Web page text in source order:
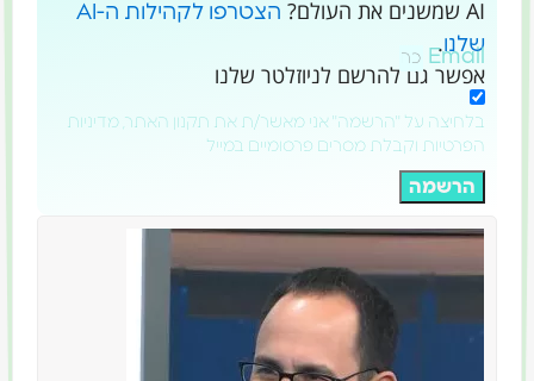
הצטרפו לקהילות ה-AI
שלנו.
אפשר גם להרשם לניוזלטר שלנו
Email
בלחיצה על "הרשמה" אני מאשר/ת את תקנון האתר, מדיניות
הפרטיות וקבלת מסרים פרסומיים במייל
הרשמה